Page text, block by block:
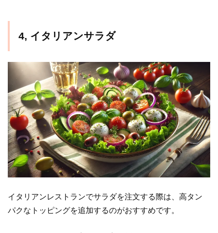
4, イタリアンサラダ
イタリアンレストランでサラダを注文する際は、高タン
パクなトッピングを追加するのがおすすめです。